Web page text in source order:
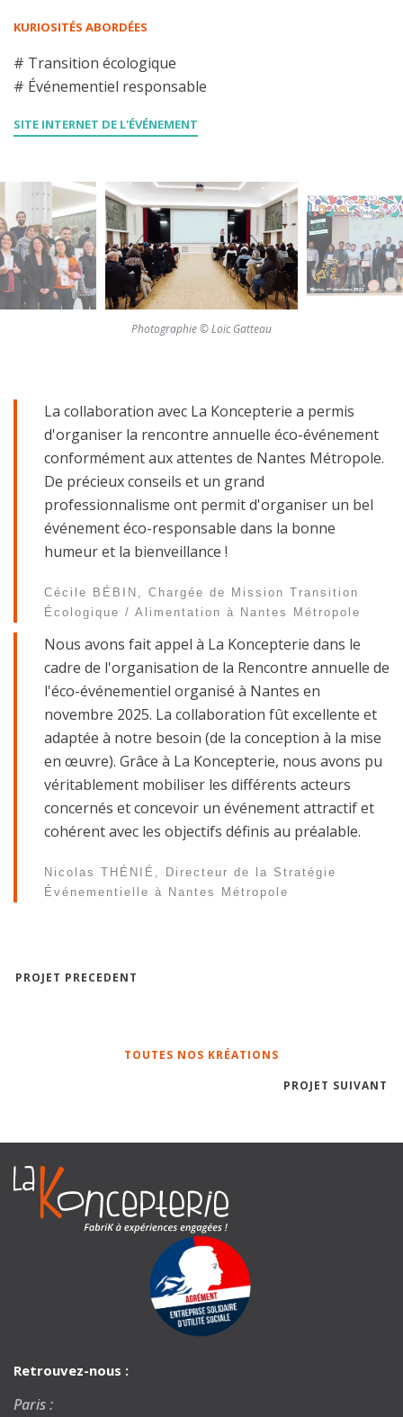
KURIOSITÉS ABORDÉES
# Transition écologique
# Événementiel responsable
SITE INTERNET DE L'ÉVÉNEMENT
Photographie © Loïc Gatteau
La collaboration avec La Koncepterie a permis
d'organiser la rencontre annuelle éco-événement
conformément aux attentes de Nantes Métropole.
De précieux conseils et un grand
professionnalisme ont permit d'organiser un bel
événement éco-responsable dans la bonne
humeur et la bienveillance !
Cécile BÉBIN, Chargée de Mission Transition
Écologique / Alimentation à Nantes Métropole
Nous avons fait appel à La Koncepterie dans le
cadre de l'organisation de la Rencontre annuelle de
l'éco-événementiel organisé à Nantes en
novembre 2025. La collaboration fût excellente et
adaptée à notre besoin (de la conception à la mise
en œuvre). Grâce à La Koncepterie, nous avons pu
véritablement mobiliser les différents acteurs
concernés et concevoir un événement attractif et
cohérent avec les objectifs définis au préalable.
Nicolas THÉNIÉ, Directeur de la Stratégie
Événementielle à Nantes Métropole
PROJET PRECEDENT
TOUTES NOS KRÉATIONS
PROJET SUIVANT
Retrouvez-nous :
Paris :